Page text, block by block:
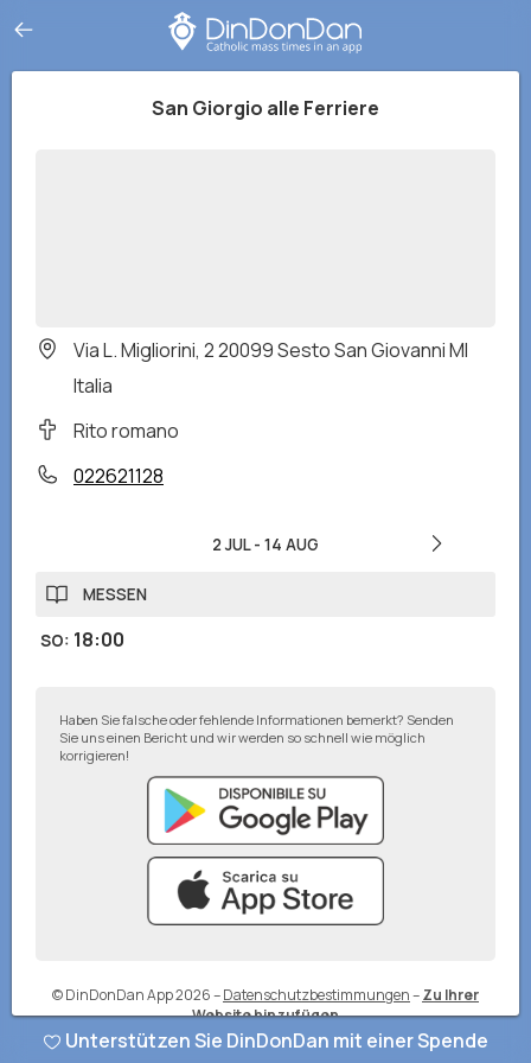
San Giorgio alle Ferriere
Via L. Migliorini, 2 20099 Sesto San Giovanni MI
Italia
Rito romano
022621128
2 JUL- 14 AUG
MESSEN
SO: 18:00
Haben Sie falsche oder fehlende Informationen bemerkt? Senden
Sie uns einen Bericht und wir werden so schnell wie möglich
korrigieren!
© DinDonDan App 2026–Datenschutzbestimmungen–Zu Ihrer
Website hinzufügen
Unterstützen Sie DinDonDan mit einer Spende